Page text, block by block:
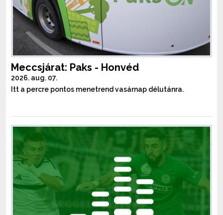
Meccsjárat: Paks - Honvéd
2026. aug. 07.
Itt a percre pontos menetrend vasárnap délutánra.